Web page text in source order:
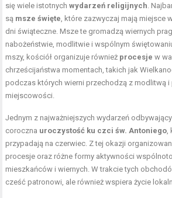
się wiele istotnychwydarzeń religijnych .
są msze święte , które zazwyczaj mają miejsce
dni świąteczne. Msze te gromadzą wiernych
nabożeństwie, modlitwie i wspólnym
mszy, kościół organizuje również procesje w
chrześcijaństwa momentach, takich jak
podczas których wierni przechodzą z modlitwą i
miejscowości.
Jednym z najważniejszych wydarzeń
coroczna uroczystość ku czci św. Antoniego
przypadają na czerwiec. Z tej okazji
procesje oraz różne formy aktywności
mieszkańców i wiernych. W trakcie tych
cześć patronowi, ale również wspiera życie